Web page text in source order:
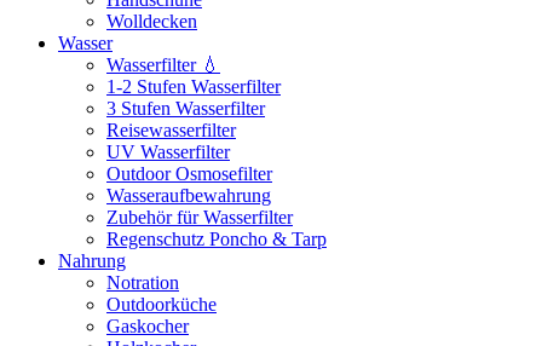
Wolldecken
Wasser
Wasserfilter 💧
1-2 Stufen Wasserfilter
3 Stufen Wasserfilter
Reisewasserfilter
UV Wasserfilter
Outdoor Osmosefilter
Wasseraufbewahrung
Zubehör für Wasserfilter
Regenschutz Poncho & Tarp
Nahrung
Notration
Outdoorküche
Gaskocher